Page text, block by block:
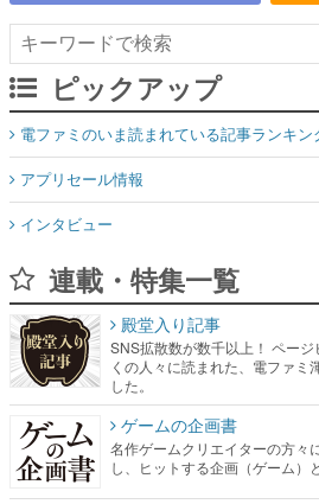
ピックアップ
電ファミのいま読まれている記事ランキン
アプリセール情報
インタビュー
連載・特集一覧
殿堂入り記事
SNS拡散数が数千以上！ ペー
くの人々に読まれた、電ファミ
した。
ゲームの企画書
名作ゲームクリエイターの方々
し、ヒットする企画（ゲーム）